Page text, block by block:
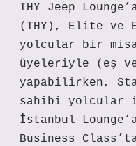
THY Jeep
(THY), Elite ve
yolcular bir
üyeleriyle (eş
yapabilirken,
sahibi yolcular
İstanbul
Business